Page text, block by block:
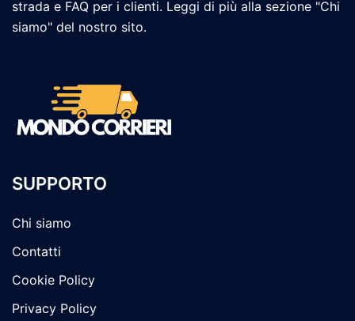
strada e FAQ per i clienti. Leggi di più alla sezione "Chi
siamo" del nostro sito.
SUPPORTO
Chi siamo
Contatti
Cookie Policy
Privacy Policy